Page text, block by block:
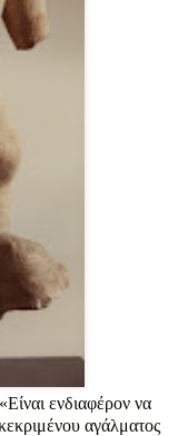
ενδιαφέρον να
αγάλματος